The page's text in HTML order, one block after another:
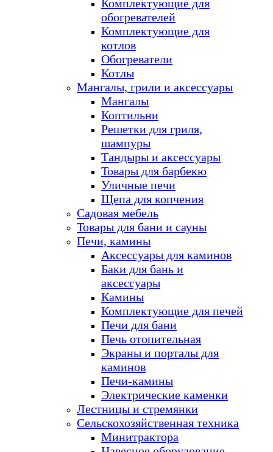
Комплектующие для
обогревателей
Комплектующие для
котлов
Обогреватели
Котлы
Мангалы, грили и аксессуары
Мангалы
Коптильни
Решетки для гриля,
шампуры
Тандыры и аксессуары
Товары для барбекю
Уличные печи
Щепа для копчения
Садовая мебель
Товары для бани и сауны
Печи, камины
Аксессуары для каминов
Баки для бань и
аксессуары
Камины
Комплектующие для печей
Печи для бани
Печь отопительная
Экраны и порталы для
каминов
Печи-камины
Электрические каменки
Лестницы и стремянки
Сельскохозяйственная техника
Минитрактора